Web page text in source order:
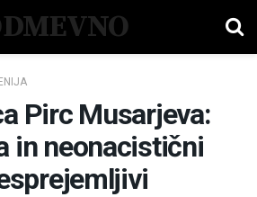
Pirc Musarjeva:
in neonacistični